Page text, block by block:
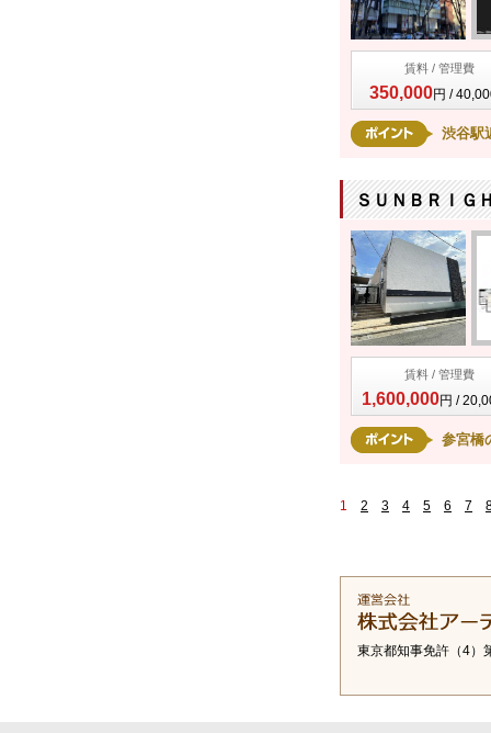
賃料 / 管理費
350,000円 /
渋谷駅
ＳＵＮＢＲＩ
賃料 / 管理費
1,600,000円 /
参宮橋
1 2 3 4 5 6 7
東京都知事免許（4）